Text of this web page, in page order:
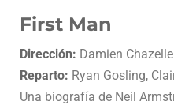
First Man
Dirección: Damien Chazelle
Reparto: Ryan Gosling,
Una biografía de Neil